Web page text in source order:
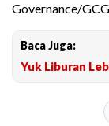
Governance/
Baca Juga:
Yuk Liburan